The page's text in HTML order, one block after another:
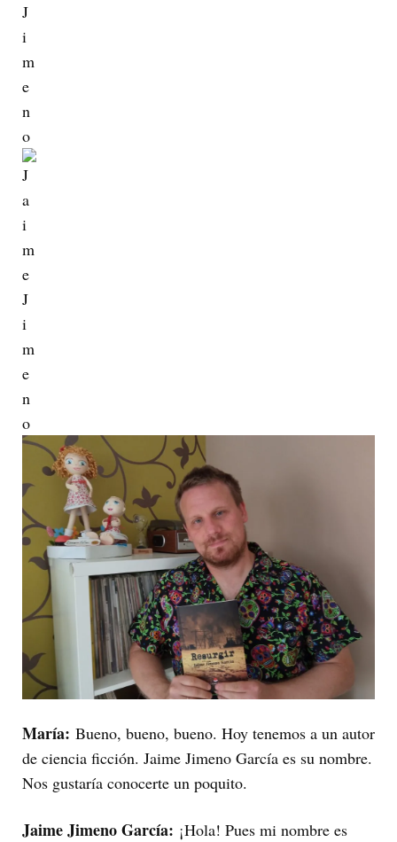
María: Bueno, bueno, bueno. Hoy tenemos a un autor
de ciencia ficción. Jaime Jimeno García es su nombre.
Nos gustaría conocerte un poquito.
Jaime Jimeno García: ¡Hola! Pues mi nombre es